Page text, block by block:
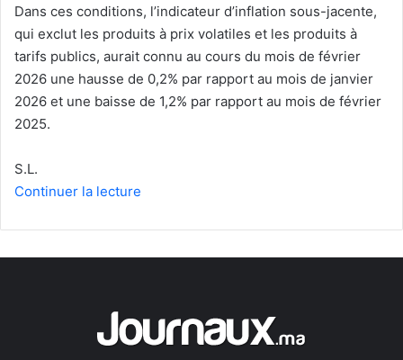
Dans ces conditions, l’indicateur d’inflation sous-jacente,
qui exclut les produits à prix volatiles et les produits à
tarifs publics, aurait connu au cours du mois de février
2026 une hausse de 0,2% par rapport au mois de janvier
2026 et une baisse de 1,2% par rapport au mois de février
2025.
S.L.
Continuer la lecture